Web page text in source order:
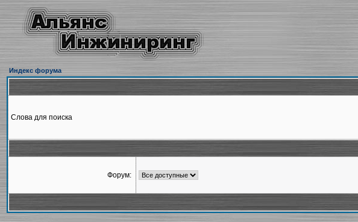
Индекс форума
Слова для поиска
Форум: